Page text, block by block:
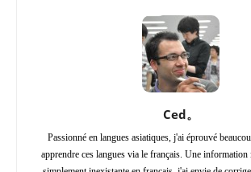
Ced。
Passionné en langues asiatiques, j'ai éprouvé
apprendre ces langues via le français. Une information